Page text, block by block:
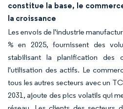
constitue la base, le
la croissance
Les envois de l'industrie
% en 2025, fournissent des
stabilisant la planification des
l'utilisation des actifs. Le
tous les autres secteurs avec un
2031, ajoute des pics volatils qui